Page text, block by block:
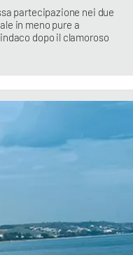
partecipazione nei due
in meno pure a
dopo il clamoroso